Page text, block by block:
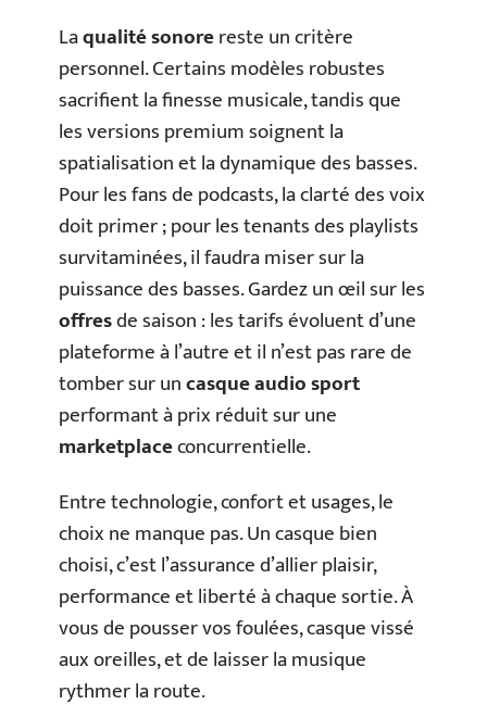
Laqualité sonorereste un critère
personnel. Certains modèles robustes
sacrifient la finesse musicale, tandis que
les versions premium soignent la
spatialisation et la dynamique des basses.
Pour les fans de podcasts, la clarté des voix
doit primer ; pour les tenants des playlists
survitaminées, il faudra miser sur la
puissance des basses. Gardez un œil sur les
offresde saison : les tarifs évoluent d’une
plateforme à l’autre et il n’est pas rare de
tomber sur uncasque audio sport
performant à prix réduit sur une
marketplaceconcurrentielle.
Entre technologie, confort et usages, le
choix ne manque pas. Un casque bien
choisi, c’est l’assurance d’allier plaisir,
performance et liberté à chaque sortie. À
vous de pousser vos foulées, casque vissé
aux oreilles, et de laisser la musique
rythmer la route.